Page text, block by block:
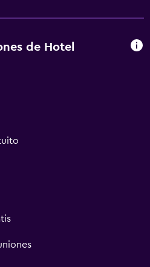
de Hotel